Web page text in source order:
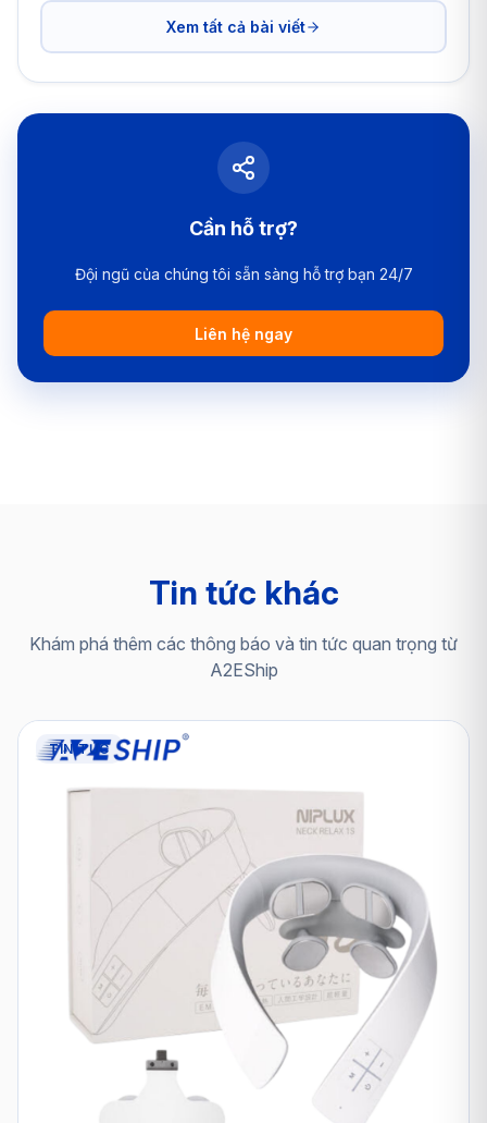
Xem tất cả bài viết
Cần hỗ trợ?
Đội ngũ của chúng tôi sẵn sàng hỗ trợ bạn 24/7
Liên hệ ngay
Tin tức khác
Khám phá thêm các thông báo và tin tức quan trọng từ
A2EShip
TIN TỨC